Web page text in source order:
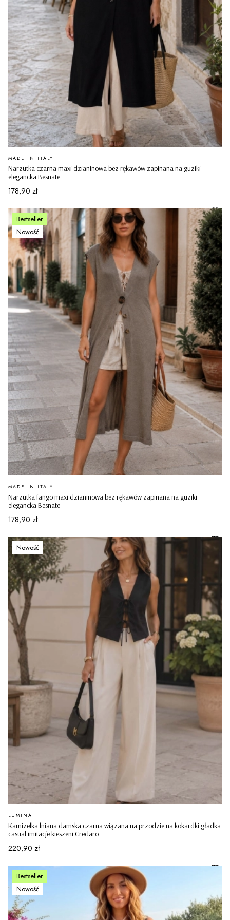
Narzutka czarna maxi dzianinowa bez rękawów zapinana na guziki
elegancka Besnate
PRODUCENT
MADE IN ITALY
Cena
178,90 zł
Bestseller
Nowość
Narzutka fango maxi dzianinowa bez rękawów zapinana na guziki
elegancka Besnate
PRODUCENT
MADE IN ITALY
Cena
178,90 zł
Nowość
Kamizelka lniana damska czarna wiązana na przodzie na kokardki gładka
casual imitacje kieszeni Credaro
PRODUCENT
LUMINA
Cena
220,90 zł
Bestseller
Nowość